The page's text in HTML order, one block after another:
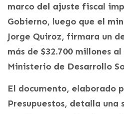
marco del ajuste fiscal
Gobierno, luego que el
Jorge Quiroz, firmara un
más de $32.700 millones
Ministerio de Desarrollo
El documento, elaborado
Presupuestos, detalla una